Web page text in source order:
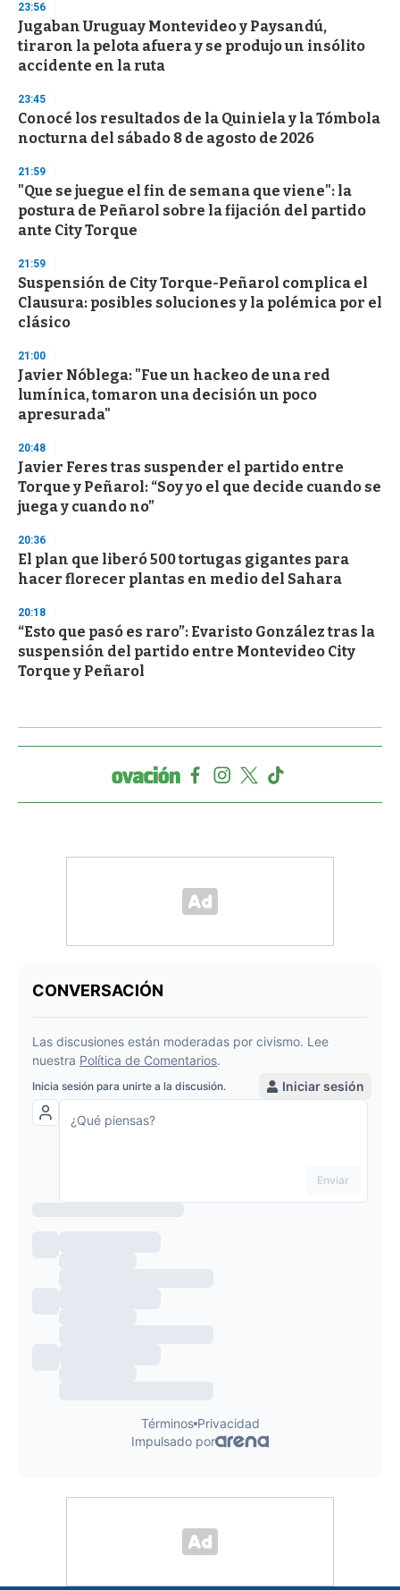
d
s
o
f
3
s
e
c
o
d
s
23:56
Jugaban Uruguay Montevideo y Paysandú,
tiraron la pelota afuera y se produjo un insólito
accidente en la ruta
23:45
Conocé los resultados de la Quiniela y la Tómbola
nocturna del sábado 8 de agosto de 2026
21:59
"Que se juegue el fin de semana que viene": la
postura de Peñarol sobre la fijación del partido
ante City Torque
21:59
Suspensión de City Torque-Peñarol complica el
Clausura: posibles soluciones y la polémica por el
clásico
21:00
Javier Nóblega: "Fue un hackeo de una red
lumínica, tomaron una decisión un poco
apresurada"
20:48
Javier Feres tras suspender el partido entre
Torque y Peñarol: “Soy yo el que decide cuando se
juega y cuando no”
20:36
El plan que liberó 500 tortugas gigantes para
hacer florecer plantas en medio del Sahara
20:18
“Esto que pasó es raro”: Evaristo González tras la
suspensión del partido entre Montevideo City
Torque y Peñarol